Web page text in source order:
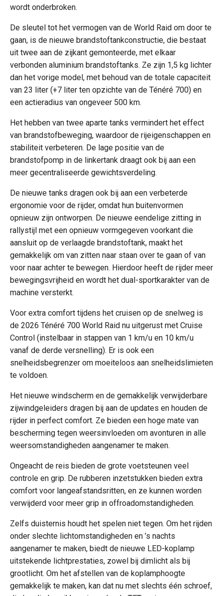
wordt onderbroken.
De sleutel tot het vermogen van de World Raid om door te
gaan, is de nieuwe brandstoftankconstructie, die bestaat
uit twee aan de zijkant gemonteerde, met elkaar
verbonden aluminium brandstoftanks. Ze zijn 1,5 kg lichter
dan het vorige model, met behoud van de totale capaciteit
van 23 liter (+7 liter ten opzichte van de Ténéré 700) en
een actieradius van ongeveer 500 km.
Het hebben van twee aparte tanks vermindert het effect
van brandstofbeweging, waardoor de rijeigenschappen en
stabiliteit verbeteren. De lage positie van de
brandstofpomp in de linkertank draagt ook bij aan een
meer gecentraliseerde gewichtsverdeling.
De nieuwe tanks dragen ook bij aan een verbeterde
ergonomie voor de rijder, omdat hun buitenvormen
opnieuw zijn ontworpen. De nieuwe eendelige zitting in
rallystijl met een opnieuw vormgegeven voorkant die
aansluit op de verlaagde brandstoftank, maakt het
gemakkelijk om van zitten naar staan over te gaan of van
voor naar achter te bewegen. Hierdoor heeft de rijder meer
bewegingsvrijheid en wordt het dual-sportkarakter van de
machine versterkt.
Voor extra comfort tijdens het cruisen op de snelweg is
de 2026 Ténéré 700 World Raid nu uitgerust met Cruise
Control (instelbaar in stappen van 1 km/u en 10 km/u
vanaf de derde versnelling). Er is ook een
snelheidsbegrenzer om moeiteloos aan snelheidslimieten
te voldoen.
Het nieuwe windscherm en de gemakkelijk verwijderbare
zijwindgeleiders dragen bij aan de updates en houden de
rijder in perfect comfort. Ze bieden een hoge mate van
bescherming tegen weersinvloeden om avonturen in alle
weersomstandigheden aangenamer te maken.
Ongeacht de reis bieden de grote voetsteunen veel
controle en grip. De rubberen inzetstukken bieden extra
comfort voor langeafstandsritten, en ze kunnen worden
verwijderd voor meer grip in offroadomstandigheden.
Zelfs duisternis houdt het spelen niet tegen. Om het rijden
onder slechte lichtomstandigheden en ’s nachts
aangenamer te maken, biedt de nieuwe LED-koplamp
uitstekende lichtprestaties, zowel bij dimlicht als bij
grootlicht. Om het afstellen van de koplamphoogte
gemakkelijk te maken, kan dat nu met slechts één schroef,